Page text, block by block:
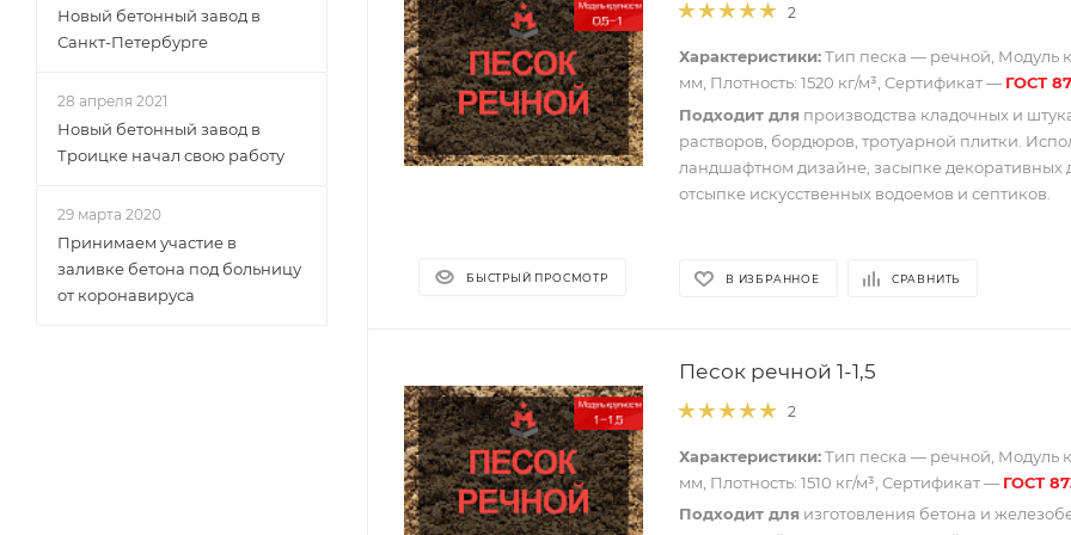
БЫСТРЫЙ ПРОСМОТР
2
Характеристики:Тип песка — речной, Модуль
мм, Плотность: 1520 кг/м³, Сертификат — ГОСТ
Подходит для производства кладочных и
растворов, бордюров, тротуарной плитки.
ландшафтном дизайне, засыпке декоративных
отсыпке искусственных водоемов и септиков.
В ИЗБРАННОЕ СРАВНИТЬ
Песок речной 1-1,5
2
Характеристики:Тип песка — речной, Модуль
мм, Плотность: 1510 кг/м³, Сертификат — ГОСТ
Подходит для изготовления бетона и
Новый бетонный завод в
Санкт-Петербурге
28 апреля 2021
Новый бетонный завод в
Троицке начал свою работу
29 марта 2020
Принимаем участие в
заливке бетона под больницу
от коронавируса